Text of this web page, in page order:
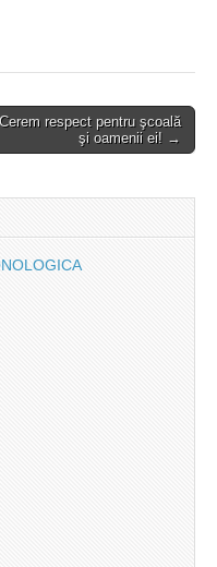
Cerem respect pentru şcoală
şi oamenii ei! →